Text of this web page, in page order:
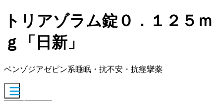
トリアゾラム錠０．１２５ｍ
ｇ「日新」
ベンゾジアゼピン系睡眠・抗不安・抗痙攣薬